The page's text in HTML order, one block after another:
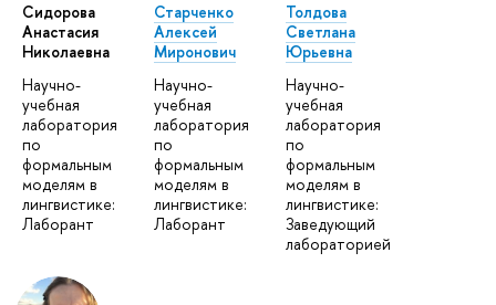
Сидорова
Анастасия
Николаевна
Научно-
учебная
лаборатория
по
формальным
моделям в
лингвистике:
Лаборант
Старченко
Алексей
Миронович
Научно-
учебная
лаборатория
по
формальным
моделям в
лингвистике:
Лаборант
Толдова
Светлана
Юрьевна
Научно-
учебная
лаборатория
по
формальным
моделям в
лингвистике:
Заведующий
лабораторией